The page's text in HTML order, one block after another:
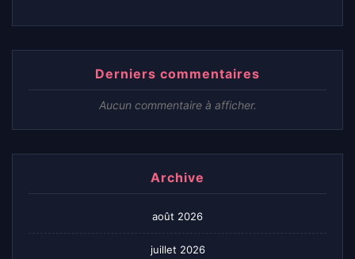
Derniers commentaires
Aucun commentaire à afficher.
Archive
août 2026
juillet 2026